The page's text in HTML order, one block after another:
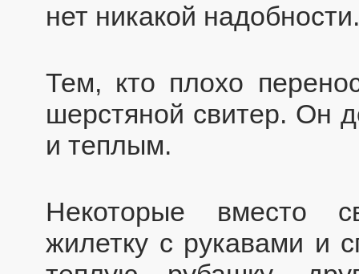
нет никакой надобности.
Тем, кто плохо
шерстяной свитер. Он
и теплым.
Некоторые вместо
жилетку с рукавами и